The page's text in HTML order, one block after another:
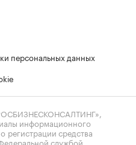
персональных данных
информационного
регистрации средства
службой